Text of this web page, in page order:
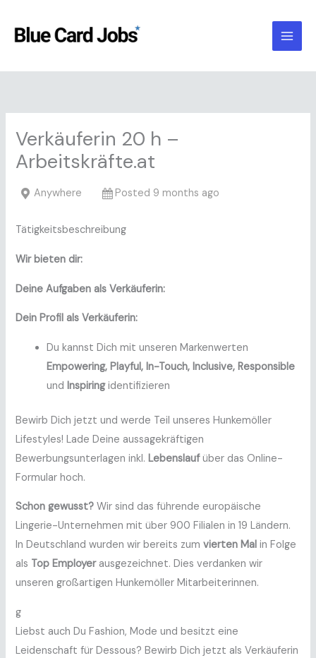
content
Verkäuferin 20 h –
Arbeitskräfte.at
Anywhere Posted 9 months ago
Tätigkeitsbeschreibung
Wir bieten dir:
Deine Aufgaben als Verkäuferin:
Dein Profil als Verkäuferin:
Du kannst Dich mit unseren Markenwerten
Empowering, Playful, In-Touch, Inclusive, Responsible
und Inspiringidentifizieren
Bewirb Dich jetzt und werde Teil unseres Hunkemöller
Lifestyles! Lade Deine aussagekräftigen
Bewerbungsunterlagen inkl. Lebenslaufüber das Online-
Formular hoch.
Schon gewusst? Wir sind das führende europäische
Lingerie-Unternehmen mit über 900 Filialen in 19 Ländern.
In Deutschland wurden wir bereits zumvierten Mal in Folge
als Top Employerausgezeichnet. Dies verdanken wir
unseren großartigen Hunkemöller Mitarbeiterinnen.
g
Liebst auch Du Fashion, Mode und besitzt eine
Leidenschaft für Dessous? Bewirb Dich jetzt als Verkäuferin